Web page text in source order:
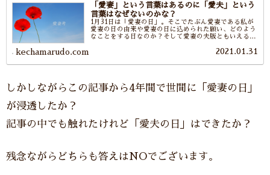
「愛妻」という言葉はあるのに「愛夫」という
言葉はなぜないのかな？
1月31日は「愛妻の日」。そこでたぶん愛妻である私が
愛妻の日の由来や愛妻の日に込められた願い、どのよう
なことをする日なのか？そして愛妻の夫版ともいえる言
kechamarudo.com 2021.01.31
しかしながらこの記事から4年間で世間に「愛妻の日」
が浸透したか？
記事の中でも触れたけれど「愛夫の日」はできたか？
残念ながらどちらも答えはNOでございます。